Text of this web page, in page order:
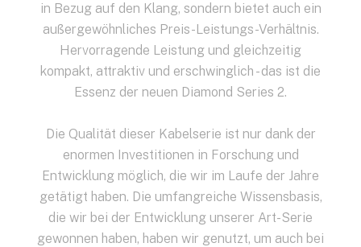
in Bezug auf den Klang, sondern bietet auch ein
außergewöhnliches Preis-Leistungs-Verhältnis.
Hervorragende Leistung und gleichzeitig
kompakt, attraktiv und erschwinglich - das ist die
Essenz der neuen Diamond Series 2.
Die Qualität dieser Kabelserie ist nur dank der
enormen Investitionen in Forschung und
Entwicklung möglich, die wir im Laufe der Jahre
getätigt haben. Die umfangreiche Wissensbasis,
die wir bei der Entwicklung unserer Art-Serie
gewonnen haben, haben wir genutzt, um auch bei